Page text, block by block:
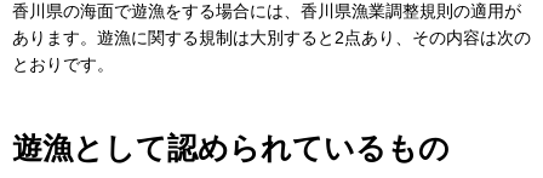
香川県の海面で遊漁をする場合には、香川県漁業調整規則の適用が
あります。遊漁に関する規制は大別すると2点あり、その内容は次の
とおりです。
遊漁として認められているもの